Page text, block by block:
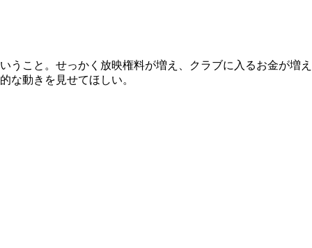
こと。せっかく放映権料が増え、クラブに入るお金が増え
な動きを見せてほしい。